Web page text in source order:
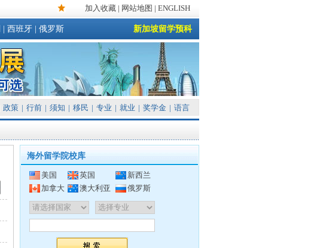
加入收藏 | 网站地图 | ENGLISH
西班牙 俄罗斯 新加坡留学预科
政策 | 行前 | 须知 | 移民 | 专业 | 就业 | 奖学金 | 语言
海外留学院校库
美国 英国
新西兰
加拿大
澳大利亚 俄罗斯